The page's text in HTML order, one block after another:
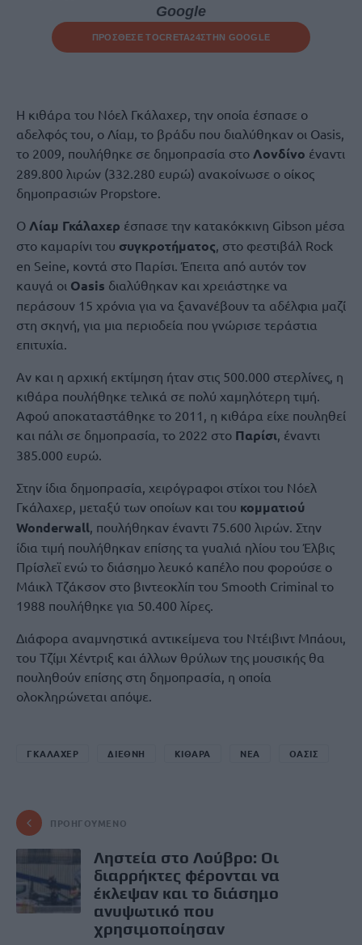
Google
ΠΡΟΣΘΕΣΕ ΤΟCRETA24ΣΤΗΝ GOOGLE
Η κιθάρα του Νόελ Γκάλαχερ, την οποία έσπασε ο
αδελφός του, ο Λίαμ, το βράδυ που διαλύθηκαν οι Oasis,
το 2009, πουλήθηκε σε δημοπρασία στο Λονδίνο έναντι
289.800 λιρών (332.280 ευρώ) ανακοίνωσε ο οίκος
δημοπρασιών Propstore.
O Λίαμ Γκάλαχερ έσπασε την κατακόκκινη Gibson μέσα
στο καμαρίνι του συγκροτήματος, στο φεστιβάλ Rock
en Seine, κοντά στο Παρίσι. Έπειτα από αυτόν τον
καυγά οι Oasis διαλύθηκαν και χρειάστηκε να
περάσουν 15 χρόνια για να ξανανέβουν τα αδέλφια μαζί
στη σκηνή, για μια περιοδεία που γνώρισε τεράστια
επιτυχία.
Αν και η αρχική εκτίμηση ήταν στις 500.000 στερλίνες, η
κιθάρα πουλήθηκε τελικά σε πολύ χαμηλότερη τιμή.
Αφού αποκαταστάθηκε το 2011, η κιθάρα είχε πουληθεί
και πάλι σε δημοπρασία, το 2022 στο Παρίσι, έναντι
385.000 ευρώ.
Στην ίδια δημοπρασία, χειρόγραφοι στίχοι του Νόελ
Γκάλαχερ, μεταξύ των οποίων και του κομματιού
Wonderwall, πουλήθηκαν έναντι 75.600 λιρών. Στην
ίδια τιμή πουλήθηκαν επίσης τα γυαλιά ηλίου του Έλβις
Πρίσλεϊ ενώ το διάσημο λευκό καπέλο που φορούσε ο
Μάικλ Τζάκσον στο βιντεοκλίπ του Smooth Criminal το
1988 πουλήθηκε για 50.400 λίρες.
Διάφορα αναμνηστικά αντικείμενα του Ντέιβιντ Μπάουι,
του Τζίμι Χέντριξ και άλλων θρύλων της μουσικής θα
πουληθούν επίσης στη δημοπρασία, η οποία
ολοκληρώνεται απόψε.
ΓΚΑΛΑΧΕΡ ΔΙΕΘΝΗ ΚΙΘΑΡΑ ΝΕΑ ΟΑΣΙΣ
ΠΡΟΗΓΟΎΜΕΝΟ
Ληστεία στο Λούβρο: Οι
διαρρήκτες φέρονται να
έκλεψαν και το διάσημο
ανυψωτικό που
χρησιμοποίησαν